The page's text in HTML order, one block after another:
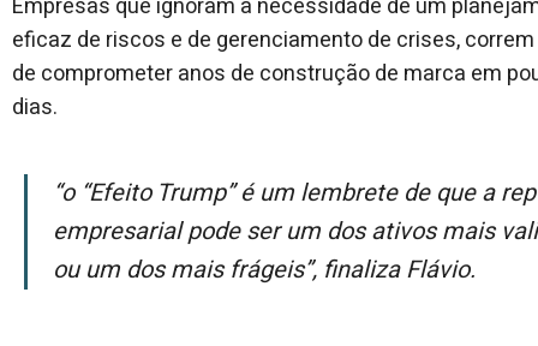
Empresas que ignoram a necessidade de um
eficaz de riscos e de gerenciamento de crises,
de comprometer anos de construção de marca em
dias.
“O “Efeito Trump” é um lembrete de que a reputação
empresarial pode ser um dos ativos mais
ou um dos mais frágeis”, finaliza Flávio.